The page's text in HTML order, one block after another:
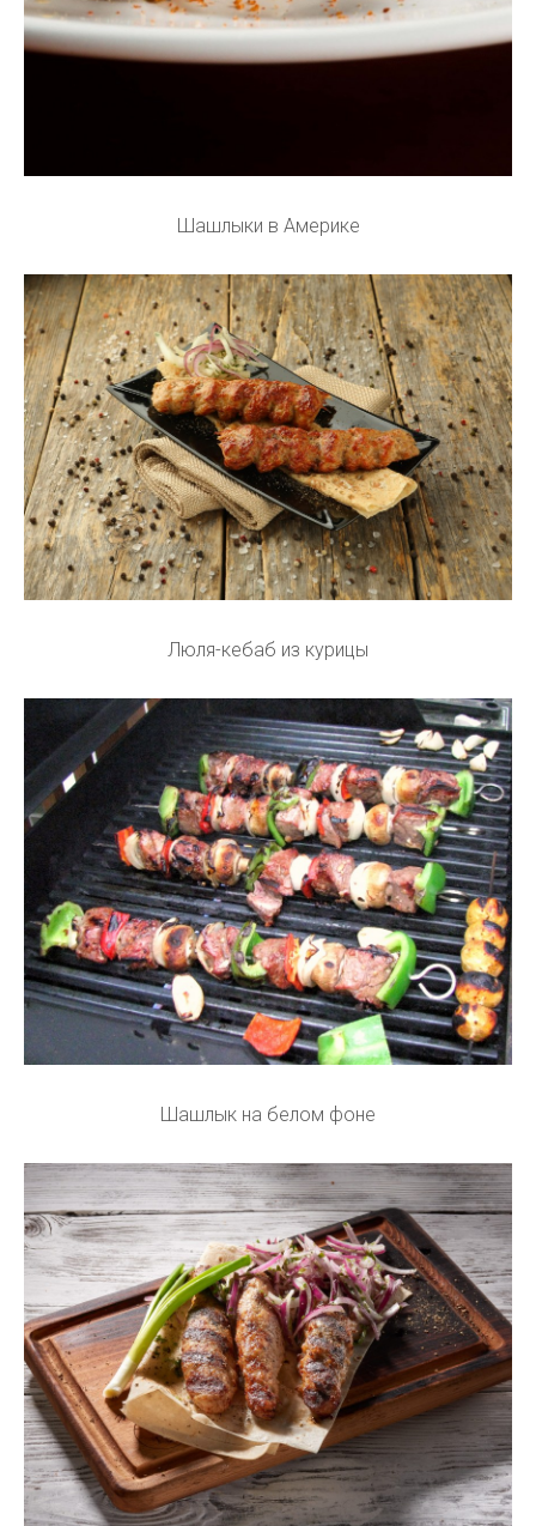
Шашлыки в Америке
Люля-кебаб из курицы
Шашлык на белом фоне